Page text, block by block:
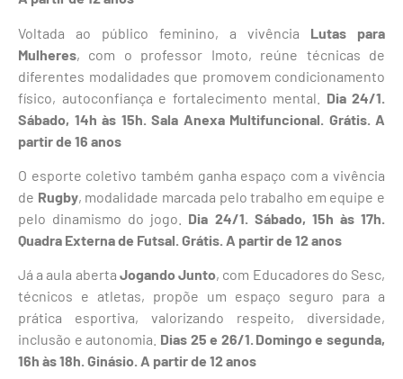
Voltada ao público feminino, a vivência Lutas para
Mulheres, com o professor Imoto, reúne técnicas de
diferentes modalidades que promovem condicionamento
físico, autoconfiança e fortalecimento mental. Dia 24/1.
Sábado, 14h às 15h. Sala Anexa Multifuncional. Grátis. A
partir de 16 anos
O esporte coletivo também ganha espaço com a vivência
de Rugby, modalidade marcada pelo trabalho em equipe e
pelo dinamismo do jogo. Dia 24/1. Sábado, 15h às 17h.
Quadra Externa de Futsal. Grátis. A partir de 12 anos
Já a aula aberta Jogando Junto, com Educadores do Sesc,
técnicos e atletas, propõe um espaço seguro para a
prática esportiva, valorizando respeito, diversidade,
inclusão e autonomia. Dias 25 e 26/1. Domingo e segunda,
16h às 18h. Ginásio. A partir de 12 anos